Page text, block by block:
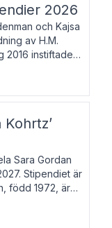
2026
och Kajsa
av H.M.
2016 instiftade
det så
med
erbjuda stöd
Sara Gordan
Stipendiet är
född 1972, är
2006 med